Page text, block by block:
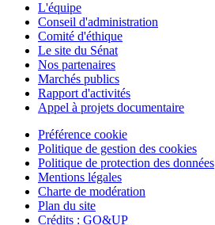
L'équipe
Conseil d'administration
Comité d'éthique
Le site du Sénat
Nos partenaires
Marchés publics
Rapport d'activités
Appel à projets documentaire
Préférence cookie
Politique de gestion des cookies
Politique de protection des données
Mentions légales
Charte de modération
Plan du site
Crédits : GO&UP